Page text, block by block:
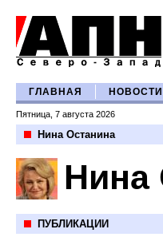
ГЛАВНАЯ НОВОСТИ
Пятница, 7 августа 2026
Нина Останина
Нина
ПУБЛИКАЦИИ